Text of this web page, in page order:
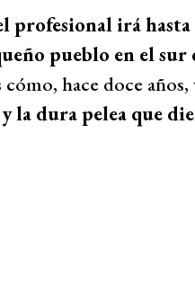
profesional irá
pueblo en el sur
cómo, hace doce
y la dura pelea que